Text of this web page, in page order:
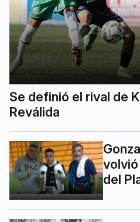
Se definió el rival de
Reválida
del